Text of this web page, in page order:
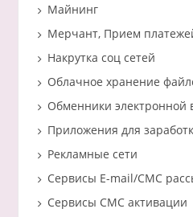
Майнинг
Мерчант, Прием
Накрутка соц сетей
Облачное хранение
Обменники электронной
Приложения для
Рекламные сети
Сервисы E-mail/СМС
Сервисы СМС активации